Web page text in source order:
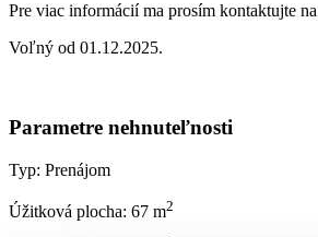
Pre viac informácií ma prosím kontaktujte
Voľný od 01.12.2025.
Parametre nehnuteľnosti
Typ: Prenájom
Úžitková plocha: 67 m2